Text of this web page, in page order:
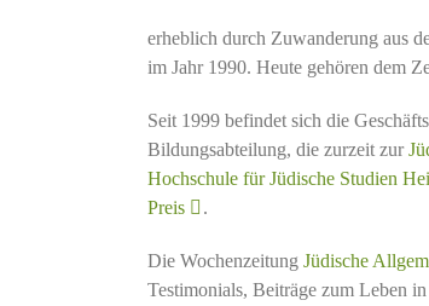
erheblich durch Zuwanderung aus
im Jahr 1990. Heute gehören dem
Seit 1999 befindet sich die
Bildungsabteilung, die zurzeit zur
Hochschule für Jüdische Studien
Preis
.
Die Wochenzeitung Jüdische
Testimonials, Beiträge zum Leben